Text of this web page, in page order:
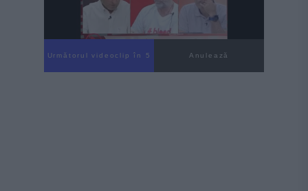
Următorul videoclip în 4 Anulează